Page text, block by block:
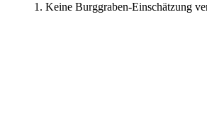
Keine Burggraben-Einschätzung